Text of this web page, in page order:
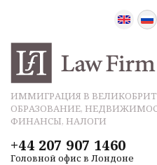
ИММИГРАЦИЯ В
ОБРАЗОВАНИЕ,
ФИНАНСЫ, НАЛОГИ
+44 207 907 1460
Головной офис в Лондоне